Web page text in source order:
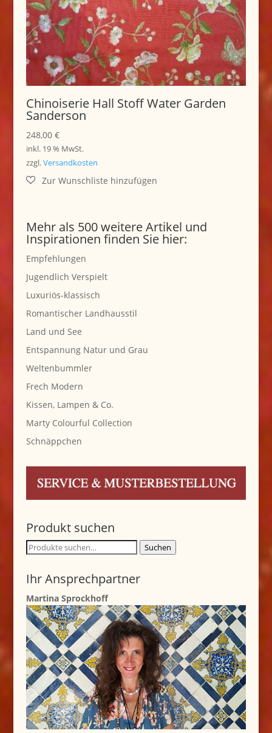
Chinoiserie Hall Stoff Water Garden
Sanderson
248,00 €
inkl. 19 % MwSt.
zzgl.Versandkosten
Mehr als 500 weitere Artikel und
Inspirationen finden Sie hier:
Empfehlungen
Jugendlich Verspielt
Luxuriös-klassisch
Romantischer Landhausstil
Land und See
Entspannung Natur und Grau
Weltenbummler
Frech Modern
Kissen, Lampen & Co.
Marty Colourful Collection
Schnäppchen
Produkt suchen
Suche
Suchen
Ihr Ansprechpartner
Martina Sprockhoff